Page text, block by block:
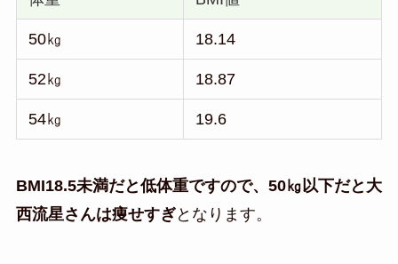
50㎏ 18.14
52㎏ 18.87
54㎏ 19.6
BMI18.5未満だと低体重ですので、50㎏以下だと大
西流星さんは痩せすぎとなります。